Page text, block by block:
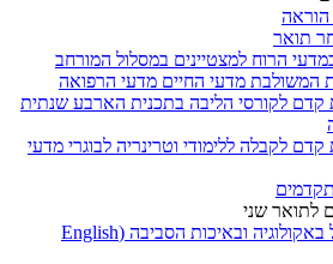
תואר
הרוח למצטיינים במסלול המורחב
המשולבת מדעי החיים מדעי הרפואה
קדם לקורסי הליבה בתכנית הארבע שנתית
קדם לקבלה ללימודי וטרינריה לבוגרי מדעי
לתואר שני
המסלול באקולוגיה ובאיכות הסביבה (English